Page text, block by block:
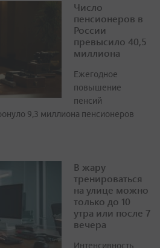
Число
пенсионеров в
России
превысило 40,5
миллиона
Ежегодное
повышение
пенсий
9,3 миллиона пенсионеров
В жару
тренироваться
на улице можно
только до 10
утра или после 7
вечера
Интенсивность